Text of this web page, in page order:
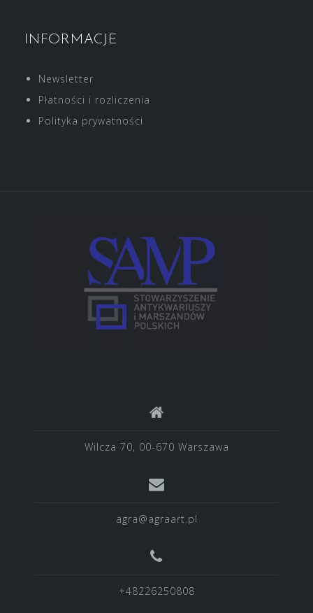
INFORMACJE
Newsletter
Płatności i rozliczenia
Polityka prywatności
Wilcza 70, 00-670 Warszawa
agra@agraart.pl
+48226250808